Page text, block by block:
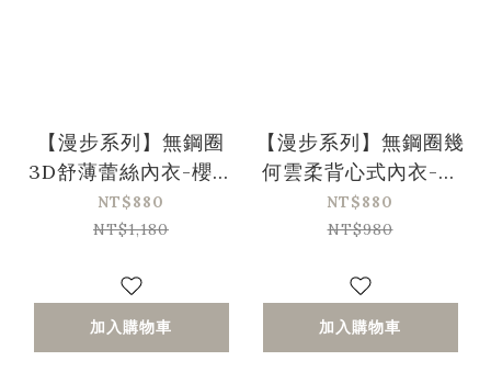
【漫步系列】無鋼圈
3D舒薄蕾絲內衣-櫻花
粉(32/70-38/85、A-
C)
NT$880
NT$1,180
加入購物車
【漫步系列】無鋼圈幾
何雲柔背心式內衣-奶
油色(32/70-40/90、
A-C)〔Olivia x 艾琳
NT$880
NT$980
加入購物車